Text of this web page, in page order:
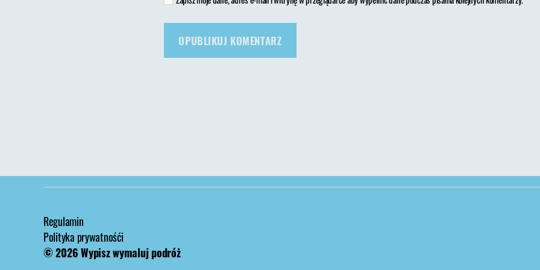
Regulamin
Polityka prywatnośći
© 2026Wypisz wymaluj podróż